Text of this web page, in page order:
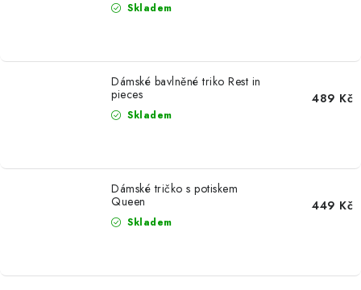
Skladem
Dámské bavlněné triko Rest in
pieces
Skladem
489 Kč
Dámské tričko s potiskem
Queen
Skladem
449 Kč